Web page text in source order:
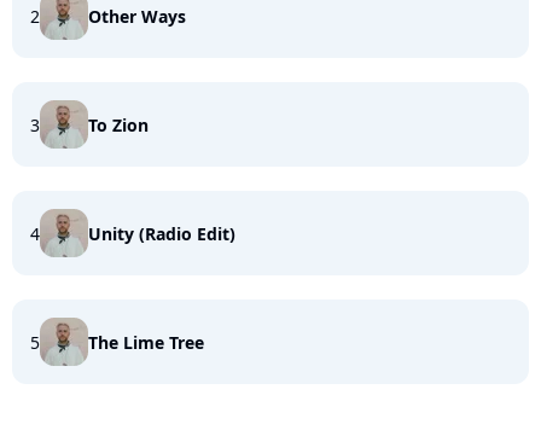
2 Other Ways
3 To Zion
4 Unity (Radio Edit)
5 The Lime Tree